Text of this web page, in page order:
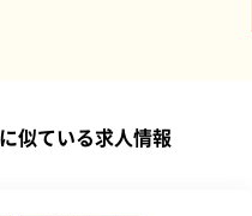
似ている求人情報